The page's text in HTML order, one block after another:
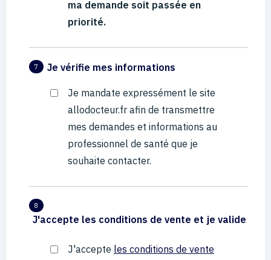
ma demande soit passée en
priorité.
7 Je vérifie mes informations
Je mandate expressément le site
allodocteur.fr afin de transmettre
mes demandes et informations au
professionnel de santé que je
souhaite contacter.
8
J'accepte les conditions de vente et je valide
J'accepte les conditions de vente